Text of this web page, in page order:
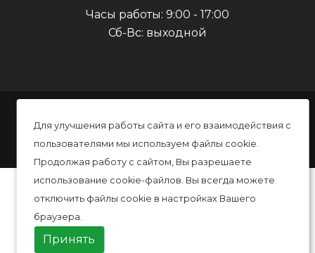
Для улучшения работы сайта и его взаимодействия с
пользователями мы используем файлы cookie.
Продолжая работу с сайтом, Вы разрешаете
использование cookie-файлов. Вы всегда можете
отключить файлы cookie в настройках Вашего
браузера.
Принять
Часы работы: 9:00 - 17:00
Сб-Вс: выходной
Политика конфиденциальности